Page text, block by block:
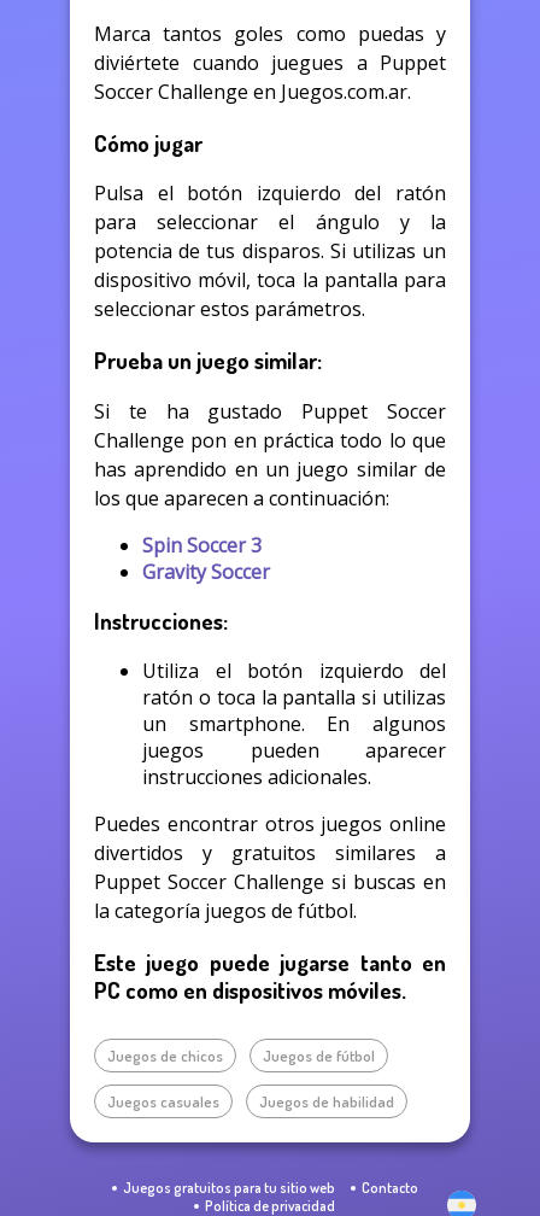
Marca tantos goles como puedas y
diviértete cuando juegues a Puppet
Soccer Challenge en Juegos.com.ar.
Cómo jugar
Pulsa el botón izquierdo del ratón
para seleccionar el ángulo y la
potencia de tus disparos. Si utilizas un
dispositivo móvil, toca la pantalla para
seleccionar estos parámetros.
Prueba un juego similar:
Si te ha gustado Puppet Soccer
Challenge pon en práctica todo lo que
has aprendido en un juego similar de
los que aparecen a continuación:
Spin Soccer 3
Gravity Soccer
Instrucciones:
Utiliza el botón izquierdo del
ratón o toca la pantalla si utilizas
un smartphone. En algunos
juegos pueden aparecer
instrucciones adicionales.
Puedes encontrar otros juegos online
divertidos y gratuitos similares a
Puppet Soccer Challenge si buscas en
la categoría juegos de fútbol.
Este juego puede jugarse tanto en
PC como en dispositivos móviles.
Juegos de chicos Juegos de fútbol
Juegos casuales Juegos de habilidad
Juegos gratuitos para tu sitio web
Contacto
Política de privacidad